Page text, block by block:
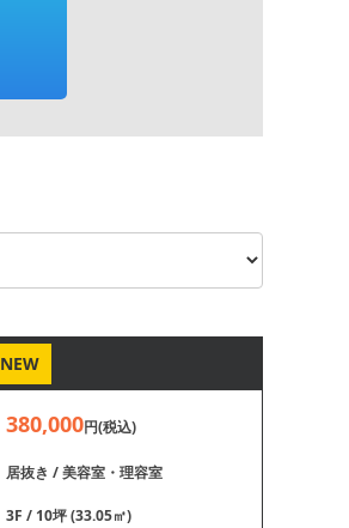
NEW
380,000円(税込)
居抜き /美容室・理容室
3F / 10坪 (33.05㎡)